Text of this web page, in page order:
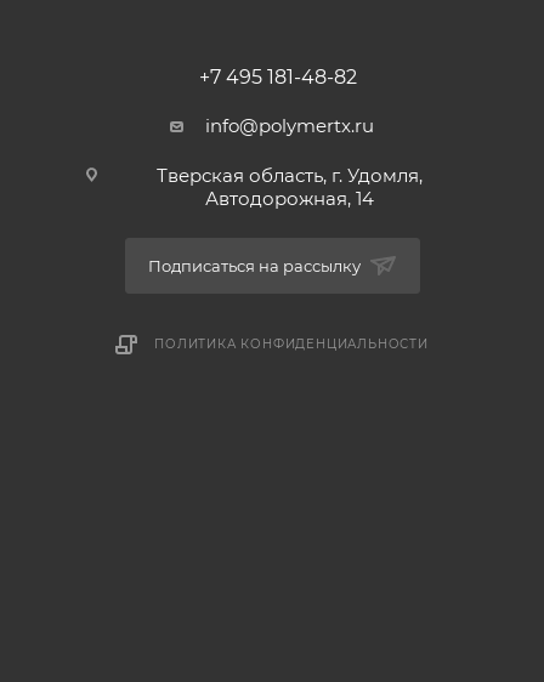
+7 495 181-48-82
info@polymertx.ru
Тверская область, г. Удомля,
Автодорожная, 14
Подписаться на рассылку
ПОЛИТИКА КОНФИДЕНЦИАЛЬНОСТИ